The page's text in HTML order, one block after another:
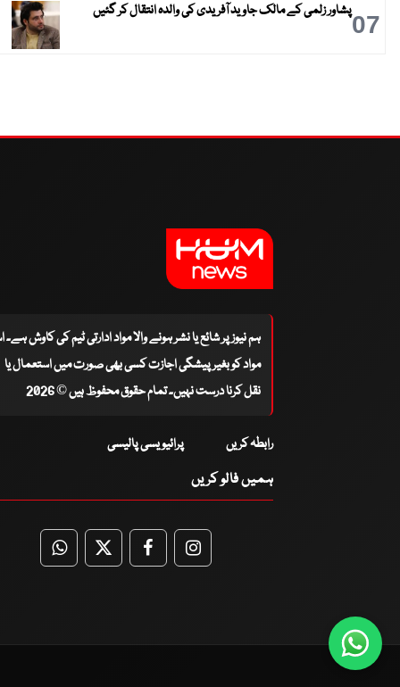
07پشاور زلمی کے مالک جاوید آفریدی کی والدہ انتقال کر گئیں
ہم نیوز پر شائع یا نشر ہونے والا مواد ادارتی ٹیم کی کاوش
مواد کو بغیر پیشگی اجازت کسی بھی صورت میں استعمال یا
نقل کرنا درست نہیں۔ تمام حقوق محفوظ ہیں © 2026
رابطہ کریں پرائیویسی پالیسی
ہمیں فالو کریں
WhatsApp
TwitterFacebookFacebook